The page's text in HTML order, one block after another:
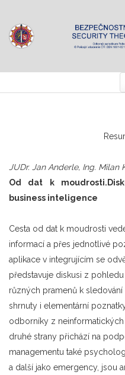
JUDr. Jan Anderle, Ing. Milan
Od dat k
business inteligence
Cesta od dat k moudrosti
informací a přes jednotlivé
aplikace v integrujícím se
představuje diskusi z
různých pramenů k
shrnuty i elementární
odborníky z
druhé strany přichází na
managementu také
a další jako emergency, jsou